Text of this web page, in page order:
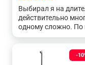
Выбирал я на
действительно
одному сложно. По
достаточно
нет. Спасибо!
-